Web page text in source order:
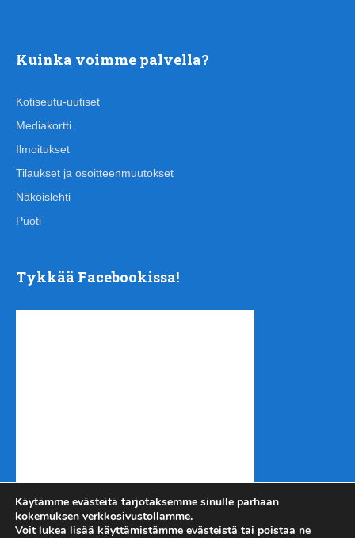
Kuinka voimme palvella?
Kotiseutu-uutiset
Mediakortti
Ilmoitukset
Tilaukset ja osoitteenmuutokset
Näköislehti
Puoti
Tykkää Facebookissa!
Käytämme evästeitä tarjotaksemme sinulle parhaan
kokemuksen verkkosivustollamme.
Voit lukea lisää käyttämistämme evästeistä tai poistaa ne